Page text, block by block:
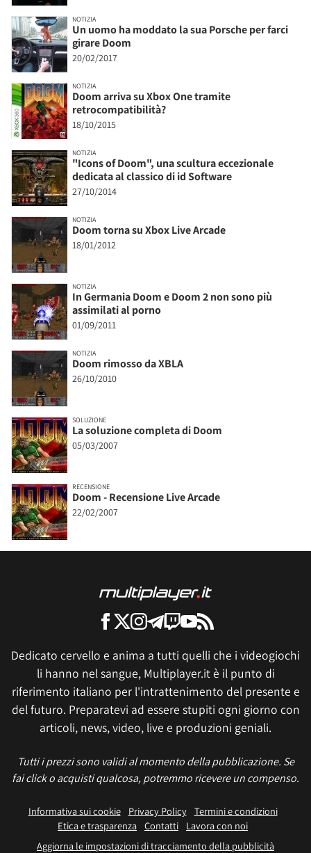
NOTIZIA
Un uomo ha moddato la sua Porsche per farci
girare Doom
20/02/2017
NOTIZIA
Doom arriva su Xbox One tramite
retrocompatibilità?
18/10/2015
NOTIZIA
"Icons of Doom", una scultura eccezionale
dedicata al classico di id Software
27/10/2014
NOTIZIA
Doom torna su Xbox Live Arcade
18/01/2012
NOTIZIA
In Germania Doom e Doom 2 non sono più
assimilati al porno
01/09/2011
NOTIZIA
Doom rimosso da XBLA
26/10/2010
SOLUZIONE
La soluzione completa di Doom
05/03/2007
RECENSIONE
Doom - Recensione Live Arcade
22/02/2007
Dedicato cervello e anima a tutti quelli che i videogiochi
li hanno nel sangue, Multiplayer.it è il punto di
riferimento italiano per l'intrattenimento del presente e
del futuro. Preparatevi ad essere stupiti ogni giorno con
articoli, news, video, live e produzioni geniali.
Tutti i prezzi sono validi al momento della pubblicazione. Se
fai click o acquisti qualcosa, potremmo ricevere un compenso.
Informativa sui cookie Privacy Policy
Termini e condizioni
Etica e trasparenza Contatti
Lavora con noi
Aggiorna le impostazioni di tracciamento della pubblicità